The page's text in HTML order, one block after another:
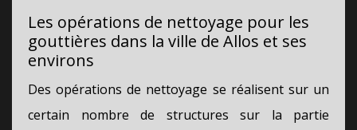
Les opérations de nettoyage pour les
gouttières dans la ville de Allos et ses
environs
Des opérations de nettoyage se réalisent sur un
certain nombre de structures sur la partie